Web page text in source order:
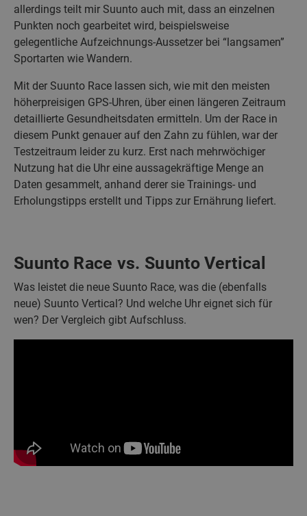
allerdings teilt mir Suunto auch mit, dass an einzelnen
Punkten noch gearbeitet wird, beispielsweise
gelegentliche Aufzeichnungs-Aussetzer bei “langsamen”
Sportarten wie Wandern.
Mit der Suunto Race lassen sich, wie mit den meisten
höherpreisigen GPS-Uhren, über einen längeren Zeitraum
detaillierte Gesundheitsdaten ermitteln. Um der Race in
diesem Punkt genauer auf den Zahn zu fühlen, war der
Testzeitraum leider zu kurz. Erst nach mehrwöchiger
Nutzung hat die Uhr eine aussagekräftige Menge an
Daten gesammelt, anhand derer sie Trainings- und
Erholungstipps erstellt und Tipps zur Ernährung liefert.
Suunto Race vs. Suunto Vertical
Was leistet die neue Suunto Race, was die (ebenfalls
neue) Suunto Vertical? Und welche Uhr eignet sich für
wen? Der Vergleich gibt Aufschluss.